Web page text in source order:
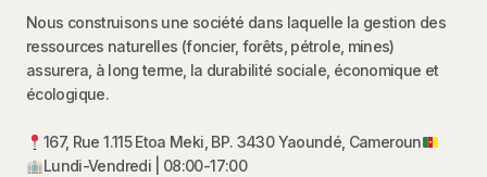
Nous construisons une société dans laquelle la gestion des
ressources naturelles (foncier, forêts, pétrole, mines)
assurera, à long terme, la durabilité sociale, économique et
écologique.
167, Rue 1.115 Etoa Meki, BP. 3430 Yaoundé, Cameroun
Lundi-Vendredi | 08:00-17:00